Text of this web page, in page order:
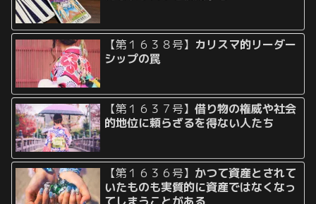
【第１６３８号】 カリスマ的リーダー
シップの罠
【第１６３７号】借り物の権威や社会
的地位に頼らざるを得ない人たち
【第１６３６号】 かつて資産とされて
いたものも実質的に資産ではなくなっ